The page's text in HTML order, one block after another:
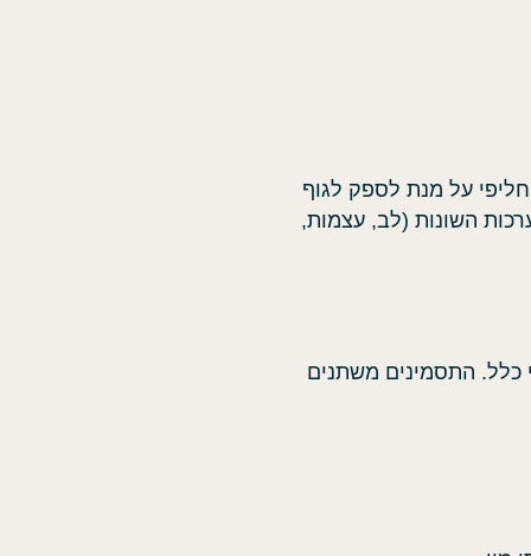
חליפי על מנת לספק לגוף
השונות (לב, עצמות,
כלל. התסמינים משתנים